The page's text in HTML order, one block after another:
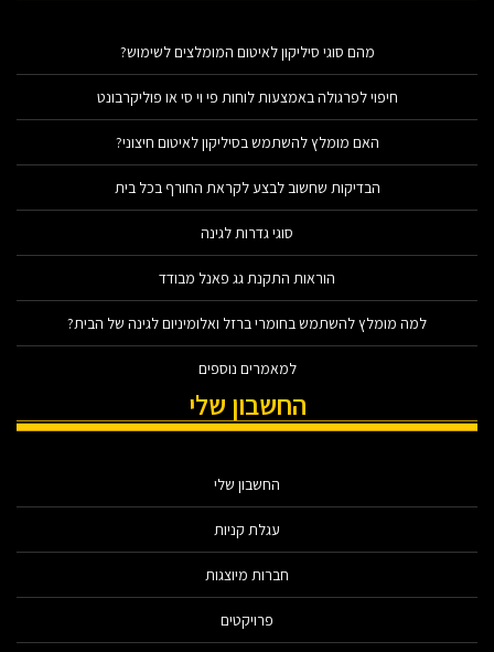
מהם סוגי סיליקון לאיטום המומלצים לשימוש?
חיפוי לפרגולה באמצעות לוחות פי וי סי או פוליקרבונט
האם מומלץ להשתמש בסיליקון לאיטום חיצוני?
הבדיקות שחשוב לבצע לקראת החורף בכל בית
סוגי גדרות לגינה
הוראות התקנת גג פאנל מבודד
למה מומלץ להשתמש בחומרי ברזל ואלומיניום לגינה של הבית?
למאמרים נוספים
החשבון שלי
החשבון שלי
עגלת קניות
חברות מיוצגות
פרויקטים